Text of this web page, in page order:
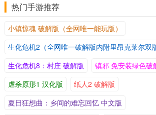
热门手游推荐
小镇惊魂 破解版（全网唯一能玩版）
生化危机2（全网唯一破解版内附里昂克莱尔双
生化危机8：村庄 破解版
镇邪 免安装绿色破
虐杀原形1 汉化版
纸人2 破解版
夏日狂想曲：乡间的难忘回忆 中文版